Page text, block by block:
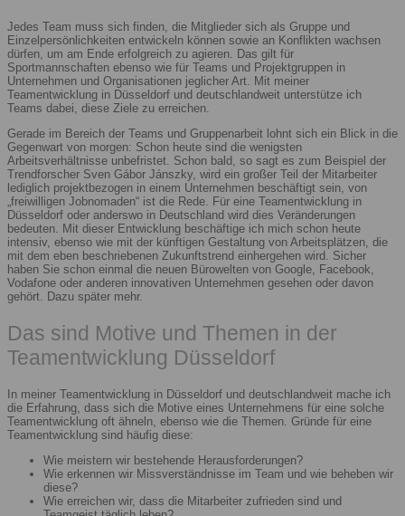
Jedes Team muss sich finden, die Mitglieder sich als Gruppe und
Einzelpersönlichkeiten entwickeln können sowie an Konflikten wachsen
dürfen, um am Ende erfolgreich zu agieren. Das gilt für
Sportmannschaften ebenso wie für Teams und Projektgruppen in
Unternehmen und Organisationen jeglicher Art. Mit meiner
Teamentwicklung in Düsseldorf und deutschlandweit unterstütze ich
Teams dabei, diese Ziele zu erreichen.
Gerade im Bereich der Teams und Gruppenarbeit lohnt sich ein Blick in die
Gegenwart von morgen: Schon heute sind die wenigsten
Arbeitsverhältnisse unbefristet. Schon bald, so sagt es zum Beispiel der
Trendforscher Sven Gábor Jánszky, wird ein großer Teil der Mitarbeiter
lediglich projektbezogen in einem Unternehmen beschäftigt sein, von
„freiwilligen Jobnomaden“ ist die Rede. Für eine Teamentwicklung in
Düsseldorf oder anderswo in Deutschland wird dies Veränderungen
bedeuten. Mit dieser Entwicklung beschäftige ich mich schon heute
intensiv, ebenso wie mit der künftigen Gestaltung von Arbeitsplätzen, die
mit dem eben beschriebenen Zukunftstrend einhergehen wird. Sicher
haben Sie schon einmal die neuen Bürowelten von Google, Facebook,
Vodafone oder anderen innovativen Unternehmen gesehen oder davon
gehört. Dazu später mehr.
Das sind Motive und Themen in der
Teamentwicklung Düsseldorf
In meiner Teamentwicklung in Düsseldorf und deutschlandweit mache ich
die Erfahrung, dass sich die Motive eines Unternehmens für eine solche
Teamentwicklung oft ähneln, ebenso wie die Themen. Gründe für eine
Teamentwicklung sind häufig diese:
Wie meistern wir bestehende Herausforderungen?
Wie erkennen wir Missverständnisse im Team und wie beheben wir
diese?
Wie erreichen wir, dass die Mitarbeiter zufrieden sind und